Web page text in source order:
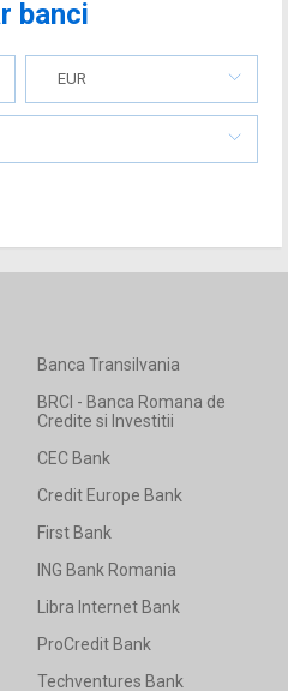
banci
EUR
Banca Transilvania
BRCI - Banca Romana de
Credite si Investitii
CEC Bank
Credit Europe Bank
First Bank
ING Bank Romania
Libra Internet Bank
ProCredit Bank
Techventures Bank